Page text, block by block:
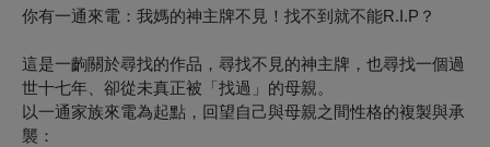
你有一通來電：我媽的神主牌不見！找不到就不能R.I.P？
這是一齣關於尋找的作品，尋找不見的神主牌，也尋找一個過
世十七年、卻從未真正被「找過」的母親。
以一通家族來電為起點，回望自己與母親之間性格的複製與承
襲：